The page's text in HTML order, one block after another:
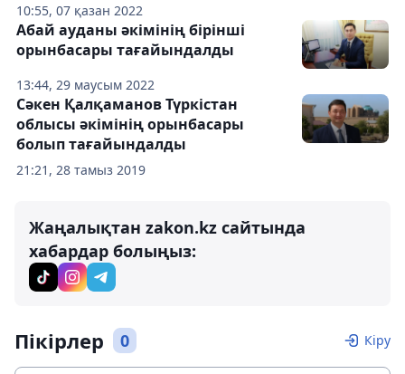
10:55, 07 қазан 2022
13:44, 29 маусым 2022
Абай ауданы әкімінің бірінші
орынбасары тағайындалды
21:21, 28 тамыз 2019
Сәкен Қалқаманов Түркістан
облысы әкімінің орынбасары
болып тағайындалды
Жаңалықтан zakon.kz сайтында
хабардар болыңыз:
Пікірлер 0 Кіру